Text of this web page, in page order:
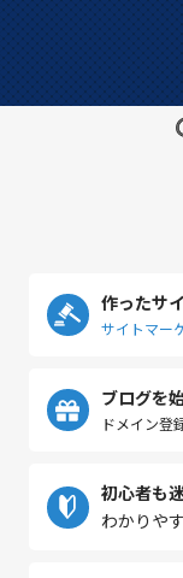
作ったサ
サイトマー
ブログを
ドメイン登
初心者も
わかりや